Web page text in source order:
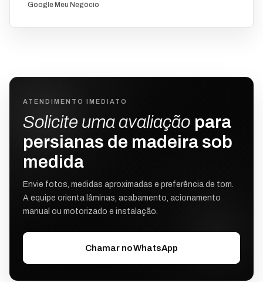
Google Meu Negócio
ATENDIMENTO IMEDIATO
Solicite uma avaliação para
persianas de madeira sob
medida
Envie fotos, medidas aproximadas e preferência de tom.
A equipe orienta lâminas, acabamento, acionamento
manual ou motorizado e instalação.
Chamar no WhatsApp